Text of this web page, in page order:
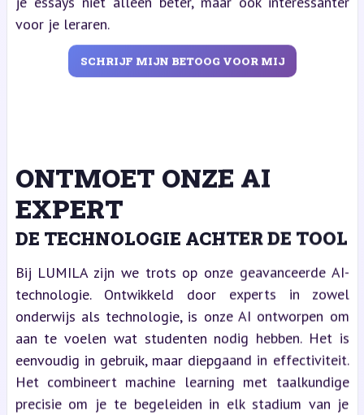
voor je leraren.
SCHRIJF MIJN BETOOG VOOR MIJ
ONTMOET ONZE AI
EXPERT
DE TECHNOLOGIE ACHTER DE TOOL
Bij LUMILA zijn we trots op onze geavanceerde AI-
technologie. Ontwikkeld door experts in zowel
onderwijs als technologie, is onze AI ontworpen om
aan te voelen wat studenten nodig hebben. Het is
eenvoudig in gebruik, maar diepgaand in effectiviteit.
Het combineert machine learning met taalkundige
precisie om je te begeleiden in elk stadium van je